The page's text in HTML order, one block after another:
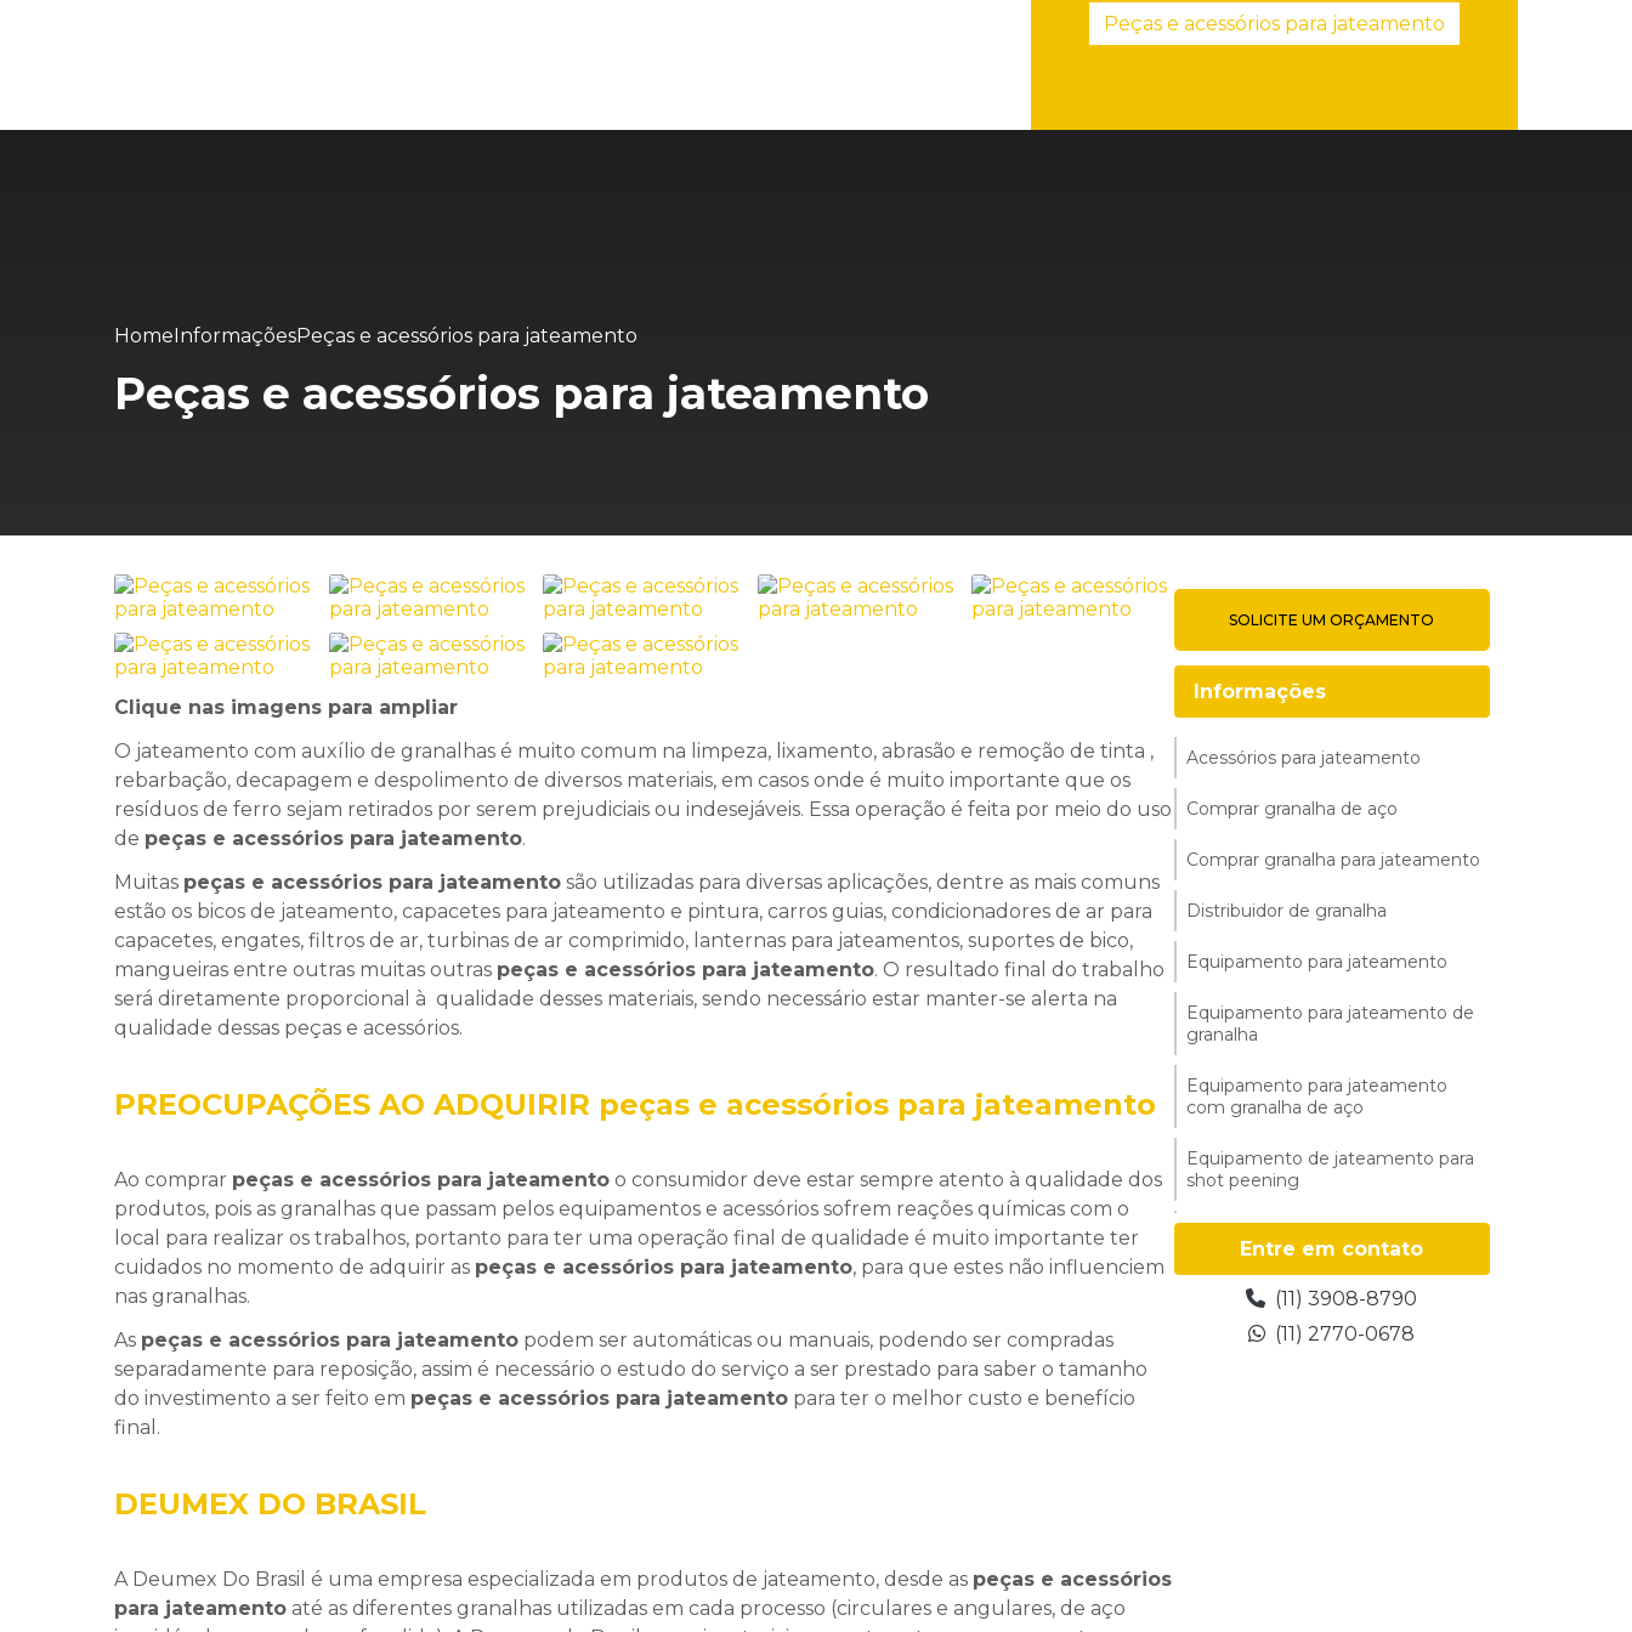
Peças e acessórios para jateamento
HomeInformaçõesPeças e acessórios para jateamento
Peças e acessórios para jateamento
Clique nas imagens para ampliar
O jateamento com auxílio de granalhas é muito comum na limpeza, lixamento, abrasão e remoção de tinta ,
rebarbação, decapagem e despolimento de diversos materiais, em casos onde é muito importante que os
resíduos de ferro sejam retirados por serem prejudiciais ou indesejáveis. Essa operação é feita por meio do uso
de peças e acessórios para jateamento.
Muitas peças e acessórios para jateamento são utilizadas para diversas aplicações, dentre as mais comuns
estão os bicos de jateamento, capacetes para jateamento e pintura, carros guias, condicionadores de ar para
capacetes, engates, filtros de ar, turbinas de ar comprimido, lanternas para jateamentos, suportes de bico,
mangueiras entre outras muitas outras peças e acessórios para jateamento. O resultado final do trabalho
será diretamente proporcional à qualidade desses materiais, sendo necessário estar manter-se alerta na
qualidade dessas peças e acessórios.
PREOCUPAÇÕES AO ADQUIRIR peças e acessórios para jateamento
Ao comprar peças e acessórios para jateamento o consumidor deve estar sempre atento à qualidade dos
produtos, pois as granalhas que passam pelos equipamentos e acessórios sofrem reações químicas com o
local para realizar os trabalhos, portanto para ter uma operação final de qualidade é muito importante ter
cuidados no momento de adquirir as peças e acessórios para jateamento, para que estes não influenciem
nas granalhas.
As peças e acessórios para jateamento podem ser automáticas ou manuais, podendo ser compradas
separadamente para reposição, assim é necessário o estudo do serviço a ser prestado para saber o tamanho
do investimento a ser feito em peças e acessórios para jateamento para ter o melhor custo e benefício
final.
DEUMEX DO BRASIL
A Deumex Do Brasil é uma empresa especializada em produtos de jateamento, desde as peças e acessórios
para jateamento até as diferentes granalhas utilizadas em cada processo (circulares e angulares, de aço
SOLICITE UM ORÇAMENTO
Informações
Acessórios para jateamento
Comprar granalha de aço
Comprar granalha para jateamento
Distribuidor de granalha
Equipamento para jateamento
Equipamento para jateamento de
granalha
Equipamento para jateamento
com granalha de aço
Equipamento de jateamento para
shot peening
Equipamentos para jateamento
abrasivo
Entre em contato
(11) 3908-8790
(11) 2770-0678